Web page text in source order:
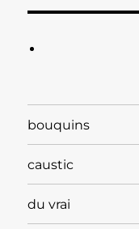
bouquins
caustic
du vrai